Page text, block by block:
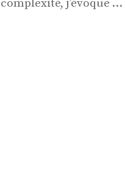
complexité, j’évoque …